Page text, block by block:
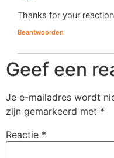
Thanks for your
Beantwoorden
Geef een
Je e-mailadres wordt
zijn gemarkeerd met *
Reactie *